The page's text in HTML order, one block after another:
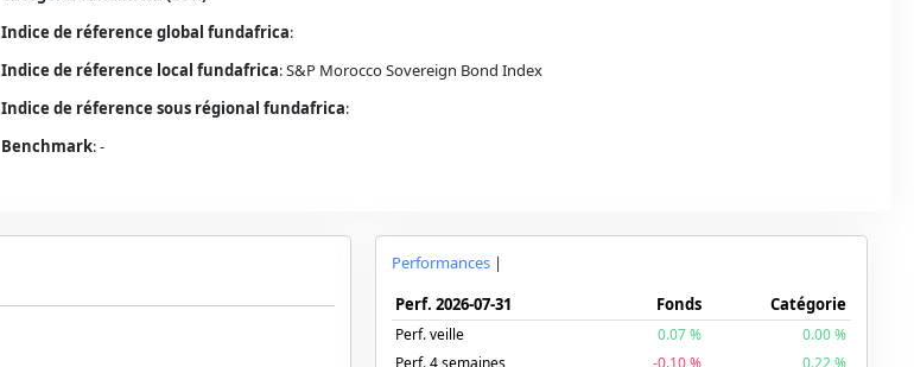
Indice de réference global fundafrica:
Indice de réference local fundafrica:S&P Morocco Sovereign Bond Index
Indice de réference sous régional fundafrica:
Benchmark:-
Performances|
Perf.2026-07-31 Fonds Catégorie
Perf. veille 0.07% 0.00%
Perf. 4 semaines
-0.10% 0.22 %